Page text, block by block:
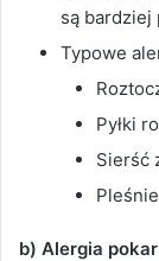
są bardziej
Typowe
Pyłki
Sierść
b) Alergia